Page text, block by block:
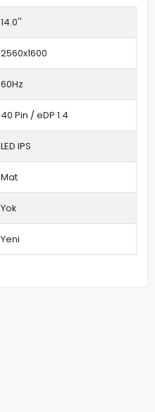
14.0''
2560x1600
60Hz
40 Pin / eDP 1.4
LED IPS
Mat
Yok
Yeni